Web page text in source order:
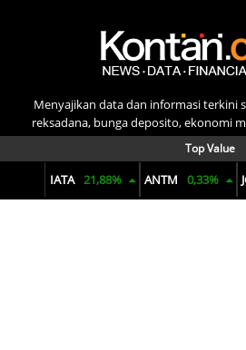
Top Value
IATA 21,88% ANTM 0,33%
Menyajikan data dan informasi terkini
reksadana, bunga deposito, ekonomi
penjualan mobil. Dengan visual yang
tajam untuk membuat